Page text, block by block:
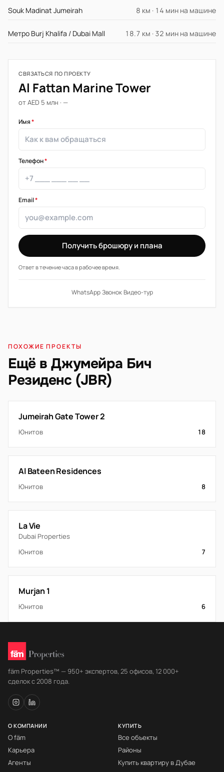
Souk Madinat Jumeirah 8 км · 14 мин на машине
Метро Burj Khalifa / Dubai Mall 18.7 км · 32 мин на машине
СВЯЗАТЬСЯ ПО ПРОЕКТУ
Al Fattan Marine Tower
от AED 5 млн · —
Имя*
Телефон*
Email*
Получить брошюру и плана
Ответ в течение часа в рабочее время.
WhatsApp·Звонок·Видео-тур
ПОХОЖИЕ ПРОЕКТЫ
Ещё в Джумейра Бич
Резиденс (JBR)
Jumeirah Gate Tower 2
Юнитов 18
Al Bateen Residences
Юнитов 8
La Vie
Dubai Properties
Юнитов
7
Murjan 1
Юнитов 6
fäm Properties™ — 950+ экспертов, 25 офисов, 12 000+
сделок с 2008 года.
О КОМПАНИИ
О fäm
Карьера
Агенты
КУПИТЬ
Все объекты
Районы
Купить квартиру в Дубае